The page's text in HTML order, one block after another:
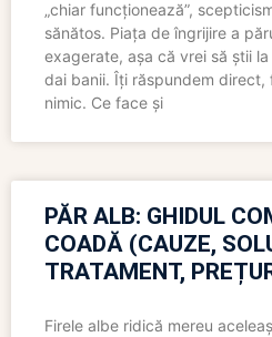
„chiar funcționează”,
sănătos. Piața de îngrijire a
exagerate, așa că vrei să știi
dai banii. Îți răspundem direct,
nimic. Ce face și
PĂR ALB: GHIDUL
COADĂ (CAUZE,
TRATAMENT,
Firele albe ridică mereu